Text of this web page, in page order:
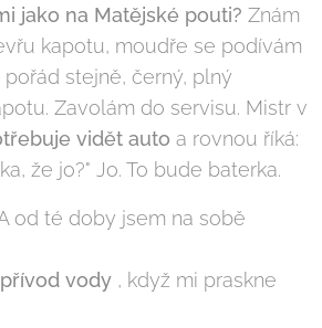
jako na Matějské pouti? Znám
kapotu, moudře se podívám
stejně, černý, plný
Zavolám do servisu. Mistr v
vidět auto a rovnou říká:
že jo?" Jo. To bude baterka.
od té doby jsem na sobě
vody , když mi praskne